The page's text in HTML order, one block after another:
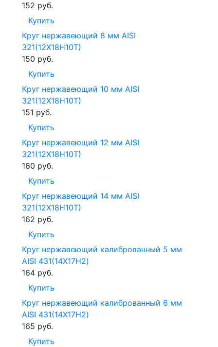
152 руб.
Купить
Круг нержавеющий 8 мм AISI
321(12Х18Н10T)
150 руб.
Купить
Круг нержавеющий 10 мм AISI
321(12Х18Н10T)
151 руб.
Купить
Круг нержавеющий 12 мм AISI
321(12Х18Н10T)
160 руб.
Купить
Круг нержавеющий 14 мм AISI
321(12Х18Н10T)
162 руб.
Купить
Круг нержавеющий калиброванный 5 мм
AISI 431(14Х17Н2)
164 руб.
Купить
Круг нержавеющий калиброванный 6 мм
AISI 431(14Х17Н2)
165 руб.
Купить